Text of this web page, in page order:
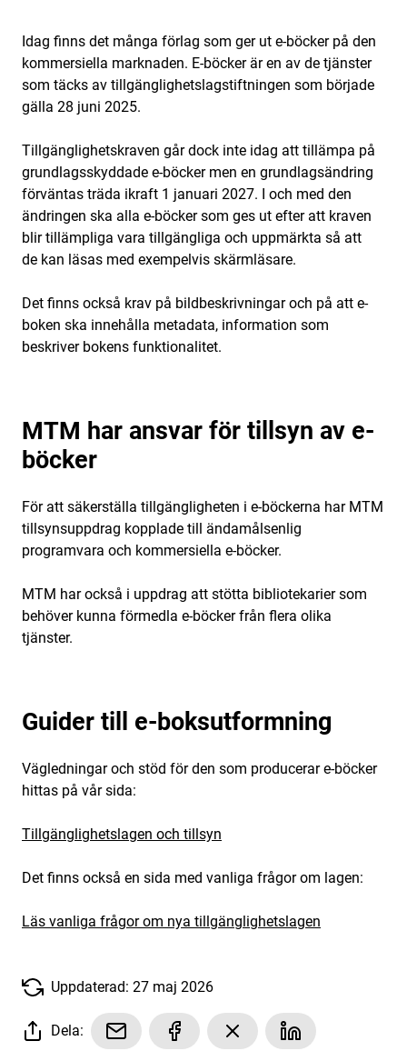
Idag finns det många förlag som ger ut e-böcker på den
kommersiella marknaden. E-böcker är en av de tjänster
som täcks av tillgänglighetslagstiftningen som började
gälla 28 juni 2025.
Tillgänglighetskraven går dock inte idag att tillämpa på
grundlagsskyddade e-böcker men en grundlagsändring
förväntas träda ikraft 1 januari 2027. I och med den
ändringen ska alla e-böcker som ges ut efter att kraven
blir tillämpliga vara tillgängliga och uppmärkta så att
de kan läsas med exempelvis skärmläsare.
Det finns också krav på bildbeskrivningar och på att e-
boken ska innehålla metadata, information som
beskriver bokens funktionalitet.
MTM har ansvar för tillsyn av e-
böcker
För att säkerställa tillgängligheten i e-böckerna har MTM
tillsynsuppdrag kopplade till ändamålsenlig
programvara och kommersiella e-böcker.
MTM har också i uppdrag att stötta bibliotekarier som
behöver kunna förmedla e-böcker från flera olika
tjänster.
Guider till e-boksutformning
Vägledningar och stöd för den som producerar e-böcker
hittas på vår sida:
Tillgänglighetslagen och tillsyn
Det finns också en sida med vanliga frågor om lagen:
Läs vanliga frågor om nya tillgänglighetslagen
Uppdaterad: 27 maj 2026
Dela: